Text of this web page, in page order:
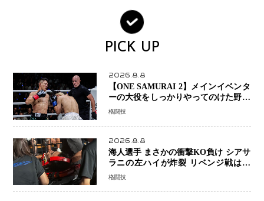
PICK UP
2026.8.8
【ONE SAMURAI 2】メインイベンタ
ーの大役をしっかりやってのけた野杁
正明が衝撃のリベンジ！ リウ・メン
ーで完全決着
格闘技
2026.8.8
海人選手 まさかの衝撃KO負け シアサ
ラニの左ハイが炸裂 リベンジ戦は一
瞬で決着
格闘技